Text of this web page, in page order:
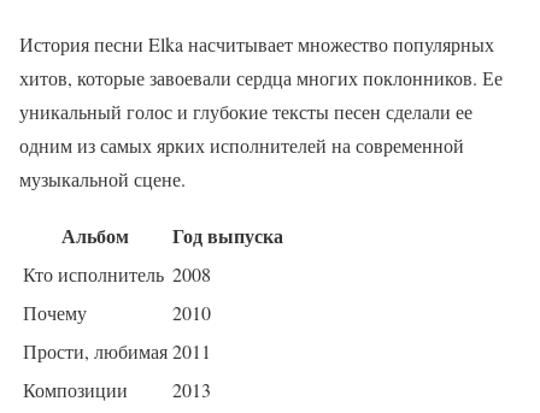
История песни Elka насчитывает множество популярных
хитов, которые завоевали сердца многих поклонников. Ее
уникальный голос и глубокие тексты песен сделали ее
одним из самых ярких исполнителей на современной
музыкальной сцене.
Альбом Год выпуска
Кто исполнитель 2008
Почему
2010
Прости, любимая2011
Композиции
2013